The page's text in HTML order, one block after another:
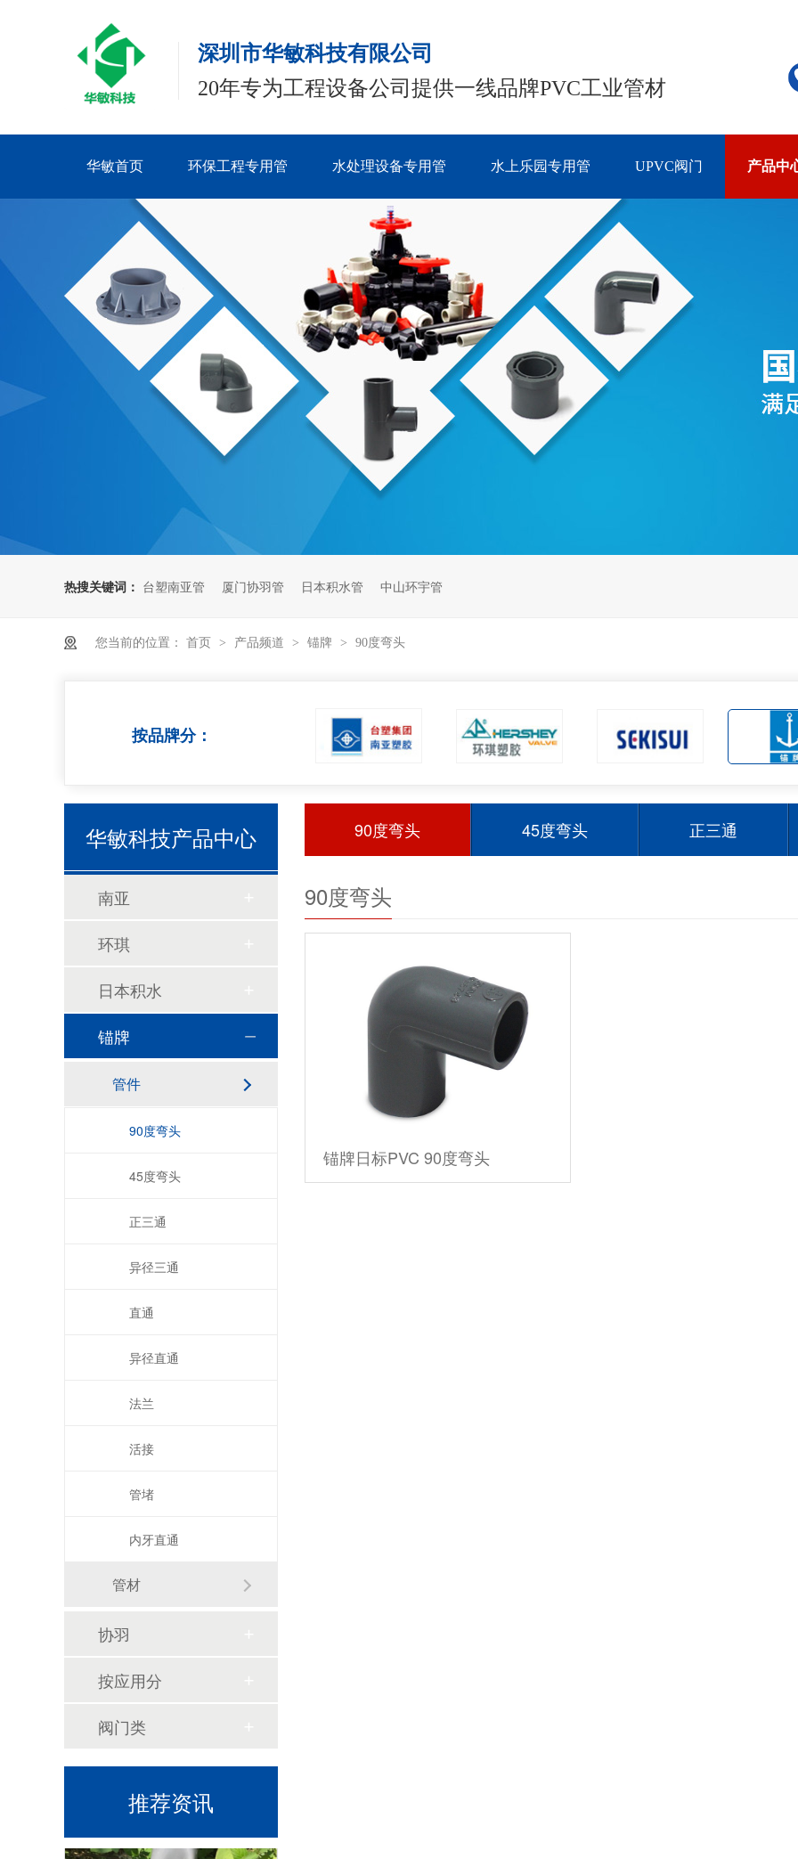
深圳市华敏科技有限公司
20年专为工程设备公司提供一线品牌PVC工业管材
华敏首页 环保工程专用管 水处理设备专用管 水上乐园专用管 UPVC阀门 产品中
热搜关键词： 台塑南亚管 厦门协羽管 日本积水管 中山环宇管
您当前的位置： 首页 > 产品频道 > 锚牌 > 90度弯头
按品牌分：
90度弯头 45度弯头 正三通
90度弯头
锚牌日标PVC 90度弯头
华敏科技产品中心
南亚
环琪
日本积水
锚牌
管件
90度弯头
45度弯头
正三通
异径三通
直通
异径直通
法兰
活接
管堵
内牙直通
管材
协羽
按应用分
阀门类
推荐资讯
深圳华敏--台塑南亚华南总代理